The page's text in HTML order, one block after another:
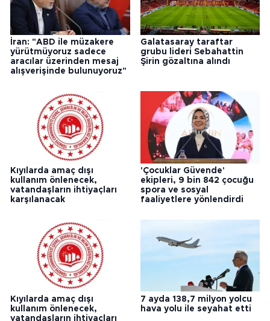
İran: "ABD ile müzakere
yürütmüyoruz sadece
aracılar üzerinden mesaj
alışverişinde bulunuyoruz"
Galatasaray taraftar
grubu lideri Sebahattin
Şirin gözaltına alındı
Kıyılarda amaç dışı
kullanım önlenecek,
vatandaşların ihtiyaçları
karşılanacak
'Çocuklar Güvende'
ekipleri, 9 bin 842 çocuğu
spora ve sosyal
faaliyetlere yönlendirdi
Kıyılarda amaç dışı
kullanım önlenecek,
vatandaşların ihtiyaçları
7 ayda 138,7 milyon yolcu
hava yolu ile seyahat etti